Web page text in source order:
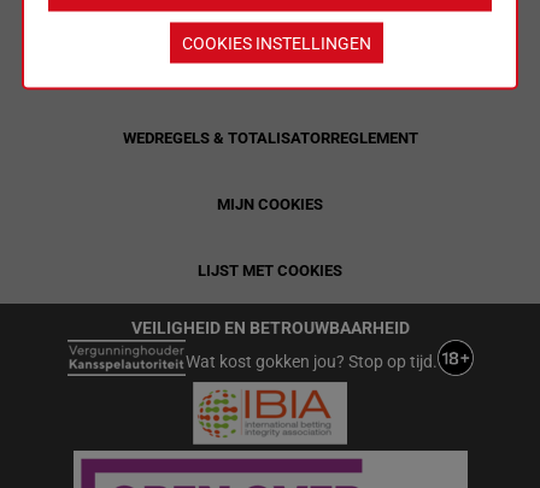
WEDREGELS & TOTALISATORREGLEMENT
MIJN COOKIES
LIJST MET COOKIES
VEILIGHEID EN BETROUWBAARHEID
Wat kost gokken jou? Stop op tijd.
COOKIES INSTELLINGEN